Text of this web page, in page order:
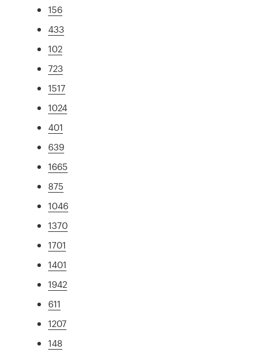
156
433
102
723
1517
1024
401
639
1665
875
1046
1370
1701
1401
1942
611
1207
148